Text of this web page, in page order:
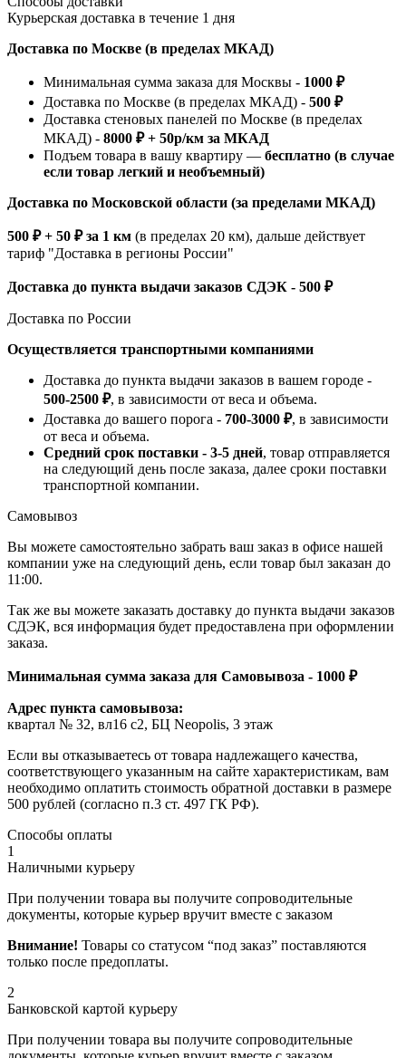
Курьерская доставка в течение 1 дня
Доставка по Москве (в пределах МКАД)
Минимальная сумма заказа для Москвы - 1000 ₽
Доставка по Москве (в пределах МКАД) - 500 ₽
Доставка стеновых панелей по Москве (в пределах
МКАД) - 8000 ₽ + 50р/км за МКАД
Подъем товара в вашу квартиру — бесплатно (в случае
если товар легкий и необъемный)
Доставка по Московской области (за пределами МКАД)
500 ₽ + 50 ₽ за 1 км (в пределах 20 км), дальше действует
тариф "Доставка в регионы России"
Доставка до пункта выдачи заказов СДЭК - 500 ₽
Доставка по России
Осуществляется транспортными компаниями
Доставка до пункта выдачи заказов в вашем городе -
500-2500 ₽, в зависимости от веса и объема.
Доставка до вашего порога - 700-3000 ₽, в зависимости
от веса и объема.
Средний срок поставки - 3-5 дней, товар отправляется
на следующий день после заказа, далее сроки поставки
транспортной компании.
Самовывоз
Вы можете самостоятельно забрать ваш заказ в офисе нашей
компании уже на следующий день, если товар был заказан до
11:00.
Так же вы можете заказать доставку до пункта выдачи заказов
СДЭК, вся информация будет предоставлена при оформлении
заказа.
Минимальная сумма заказа для Самовывоза - 1000 ₽
Адрес пункта самовывоза:
квартал № 32, вл16 с2, БЦ Neopolis, 3 этаж
Если вы отказываетесь от товара надлежащего качества,
соответствующего указанным на сайте характеристикам, вам
необходимо оплатить стоимость обратной доставки в размере
500 рублей (согласно п.3 ст. 497 ГК РФ).
Способы оплаты
1
Наличными курьеру
При получении товара вы получите сопроводительные
документы, которые курьер вручит вместе с заказом
Внимание! Товары со статусом “под заказ” поставляются
только после предоплаты.
2
Банковской картой курьеру
При получении товара вы получите сопроводительные